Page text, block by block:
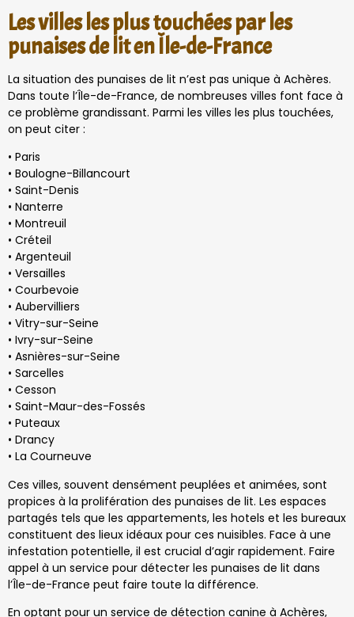
Les villes les plus touchées par les
punaises de lit en Île-de-France
La situation des punaises de lit n’est pas unique à Achères.
Dans toute l’Île-de-France, de nombreuses villes font face à
ce problème grandissant. Parmi les villes les plus touchées,
on peut citer :
• Paris
• Boulogne-Billancourt
• Saint-Denis
• Nanterre
• Montreuil
• Créteil
• Argenteuil
• Versailles
• Courbevoie
• Aubervilliers
• Vitry-sur-Seine
• Ivry-sur-Seine
• Asnières-sur-Seine
• Sarcelles
• Cesson
• Saint-Maur-des-Fossés
• Puteaux
• Drancy
• La Courneuve
Ces villes, souvent densément peuplées et animées, sont
propices à la prolifération des punaises de lit. Les espaces
partagés tels que les appartements, les hotels et les bureaux
constituent des lieux idéaux pour ces nuisibles. Face à une
infestation potentielle, il est crucial d’agir rapidement. Faire
appel à un service pour détecter les punaises de lit dans
l’Île-de-France peut faire toute la différence.
En optant pour un service de détection canine à Achères,